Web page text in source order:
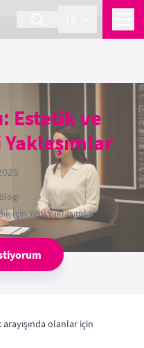
Estetik ve
Yaklaşımlar
Blog›
İçin Yeni Yaklaşımlar
olanlar için